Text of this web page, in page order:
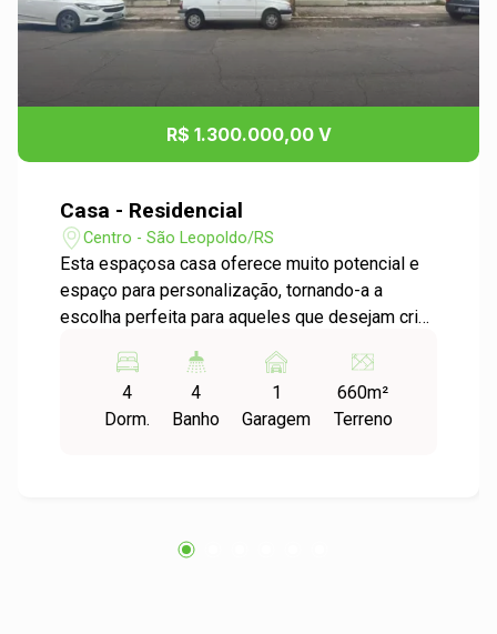
R$ 1.300.000,00 V
Casa - Residencial
Centro - São Leopoldo/RS
Esta espaçosa casa oferece muito potencial e
espaço para personalização, tornando-a a
escolha perfeita para aqueles que desejam criar
dormitórios, incluindo 3 suítes, uma delas com
uma relaxante hidromassagem, e todos com
piso de tabuão que adiciona charme e elegância.
relaxar e desfrutar das vistas. Mas isso não é
4
Dorm.
4
Banho
1
Garagem
660m²
Terreno